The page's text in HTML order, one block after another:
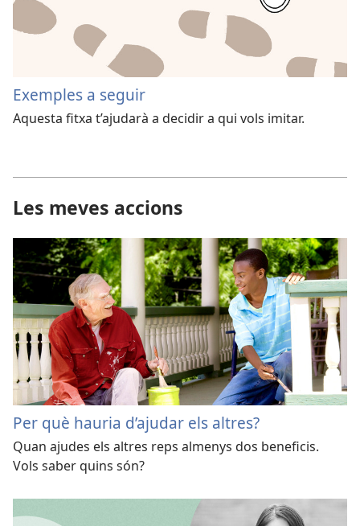
Exemples a seguir
Aquesta fitxa t’ajudarà a decidir a qui vols imitar.
Les meves accions
Per què hauria d’ajudar els altres?
Quan ajudes els altres reps almenys dos beneficis.
Vols saber quins són?